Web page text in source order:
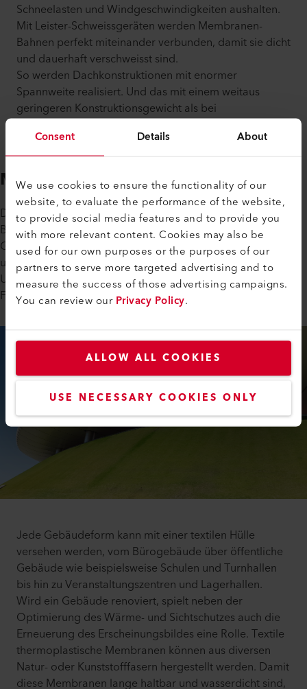
Consent Details About
We use cookies to ensure the functionality of our
website, to evaluate the performance of the website,
to provide social media features and to provide you
with more relevant content. Cookies may also be
used for our own purposes or the purposes of our
partners to serve more targeted advertising and to
measure the success of those advertising campaigns.
You can review ourPrivacy Policy.
ALLOW ALL COOKIES
USE NECESSARY COOKIES ONLY
Schneelasten und Windgeschwindigkeiten aushalten.
Mit Leister-Schweissgeräten werden Membranen-
Bahnen perfekt miteinander verbunden, damit sie dicht
und dauerhaft verschweisst sind.
So werden Dachkonstruktionen mit enormer
Spannweite realisiert. Und das mit einem weitaus
geringeren Konstruktionsgewicht als bei
herkömmlichen Dächern.
Membranfassaden
Die textile Fassadengestaltung gewinnt zunehmend an
Bedeutung. Architekten lieben die schier unendliche
Gestaltungsfreiheit bei den dünnhäutigen, lastabtragenden
und vorgespannten Konstruktionen, egal ob es um die
Umsetzung von 3-D-Formen, Einblendung von Licht und
Farbgestaltung geht.
Jede Gebäudeform kann mit einer textilen Hülle
versehen werden, vom Bürogebäude über öffentliche
Gebäude wie beispielsweise Schulen und Turnhallen
bis hin zu Veranstaltungszentren und Lagerhallen.
Wird ein Gebäude renoviert, spielt neben der
Optimierung des Wärme- und Sichtschutzes auch die
Erneuerung des Erscheinungsbildes eine Rolle. Textile
thermoplastische Membranen können aus diversen
Natur- oder Kunststofffasern hergestellt werden. Damit
diese Membranen lange haltbar und wasserdicht sind,